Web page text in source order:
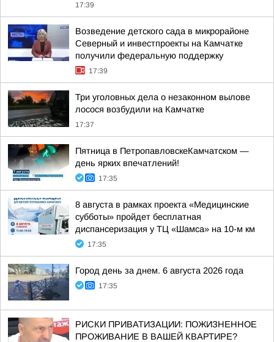
17:39
Возведение детского сада в микрорайоне
Северный и инвестпроекты на Камчатке
получили федеральную поддержку
17:39
Три уголовных дела о незаконном вылове
лосося возбудили на Камчатке
17:37
Пятница в ПетропавловскеКамчатском —
день ярких впечатлений!
17:35
8 августа в рамках проекта «Медицинские
субботы» пройдет бесплатная
диспансеризация у ТЦ «Шамса» на 10-м км
17:35
Город день за днем. 6 августа 2026 года
17:35
РИСКИ ПРИВАТИЗАЦИИ: ПОЖИЗНЕННОЕ
ПРОЖИВАНИЕ В ВАШЕЙ КВАРТИРЕ?